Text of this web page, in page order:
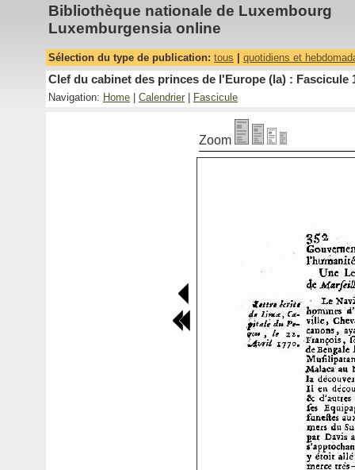
Bibliothèque nationale de Luxembourg
Luxemburgensia online
Sélection du type de publication: tous quotidiens et
Clef du cabinet des princes de l'Europe (la) : Fascicule
Navigation: Home Calendrier Fascicule
Zoom